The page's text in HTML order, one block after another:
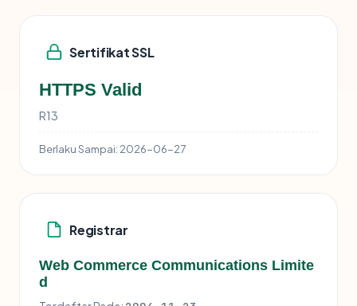
Sertifikat SSL
HTTPS Valid
R13
Berlaku Sampai: 2026-06-27
Registrar
Web Commerce Communications Limite
d